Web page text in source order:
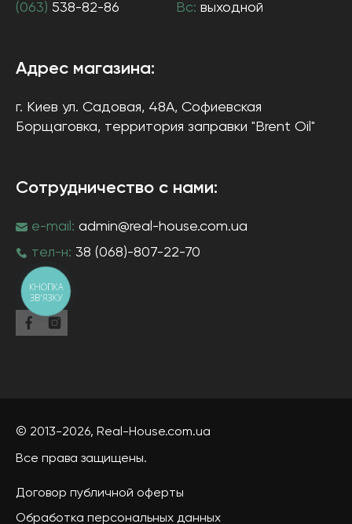
(063) 538-82-86
Вс: выходной
Адрес магазина:
г. Киев ул. Садовая, 48А, Софиевская
Борщаговка, территория заправки "Brent Oil"
Сотрудничество с нами:
e-mail: admin@real-house.com.ua
тел-н: 38 (068)-807-22-70
© 2013-2026, Real-House.com.ua
Все права защищены.
Договор публичной оферты
Обработка персональных данных
КНОПКА
ЗВ'ЯЗКУ